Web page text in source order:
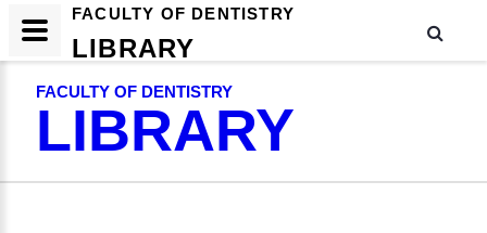
FACULTY OF DENTISTRY
LIBRARY
FACULTY OF DENTISTRY
LIBRARY